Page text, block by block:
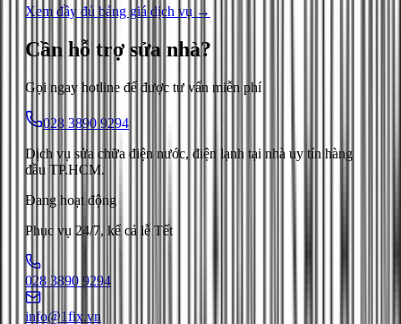
Xem đầy đủ bảng giá dịch vụ →
Cần hỗ trợ sửa nhà?
Gọi ngay hotline để được tư vấn miễn phí
028 3890 9294
Dịch vụ sửa chữa điện nước, điện lạnh tại nhà uy tín hàng
đầu TP.HCM.
Đang hoạt động
Phục vụ 24/7, kể cả lễ Tết
028 3890 9294
info@1fix.vn